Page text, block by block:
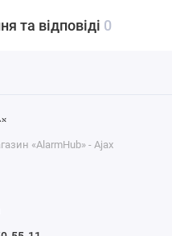
та відповіді 0
«AlarmHub» - Ajax